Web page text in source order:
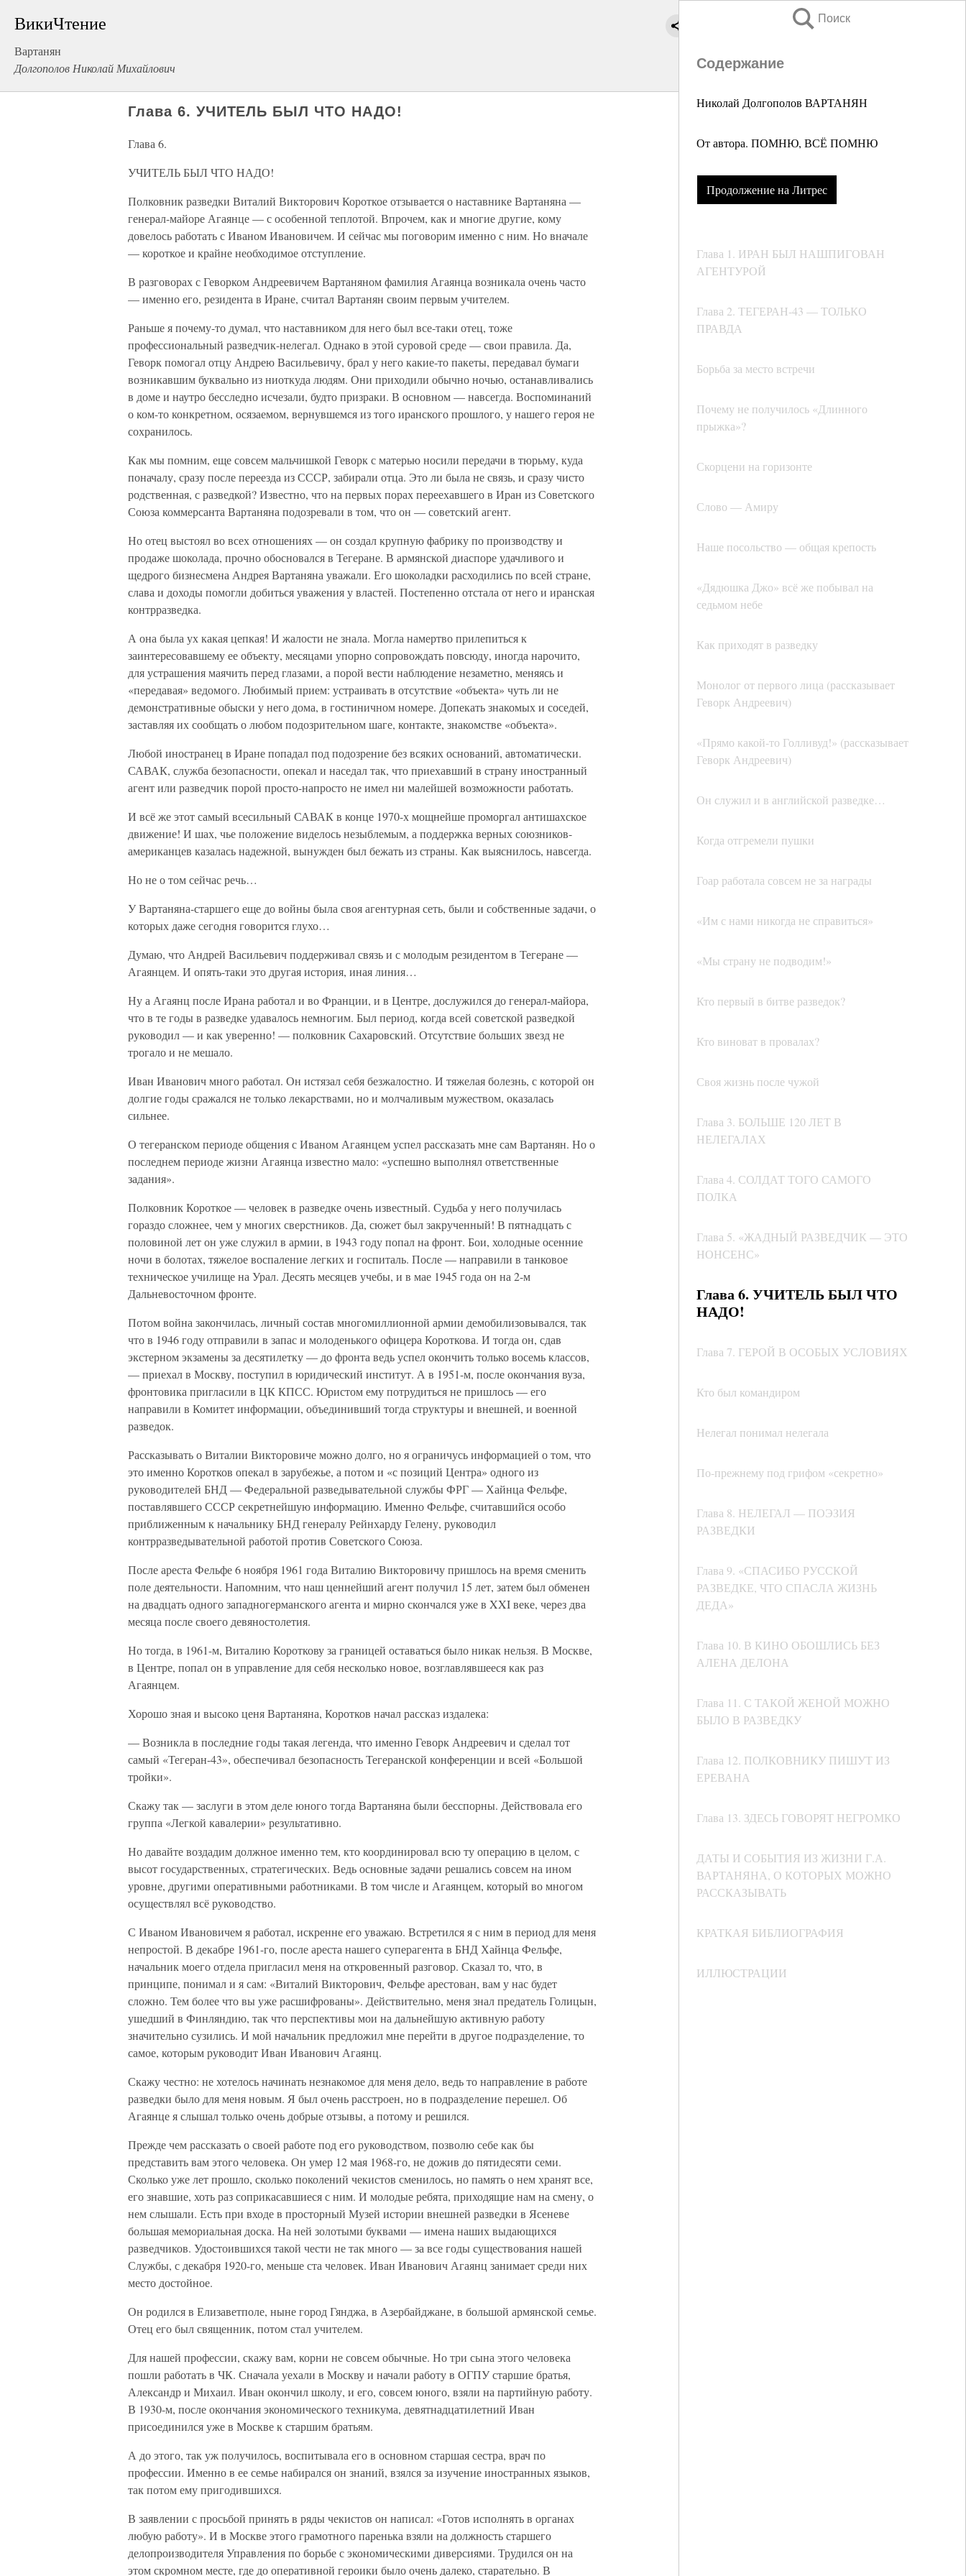
ВикиЧтение
Вартанян
Долгополов Николай Михайлович
Поиск
Содержание
Николай Долгополов ВАРТАНЯН
От автора. ПОМНЮ, ВСЁ ПОМНЮ
Продолжение на Литрес
Глава 1. ИРАН БЫЛ НАШПИГОВАН
АГЕНТУРОЙ
Глава 2. ТЕГЕРАН-43 — ТОЛЬКО
ПРАВДА
Борьба за место встречи
Почему не получилось «Длинного
прыжка»?
Скорцени на горизонте
Слово — Амиру
Наше посольство — общая крепость
«Дядюшка Джо» всё же побывал на
седьмом небе
Как приходят в разведку
Монолог от первого лица (рассказывает
Геворк Андреевич)
«Прямо какой-то Голливуд!» (рассказывает
Геворк Андреевич)
Он служил и в английской разведке…
Когда отгремели пушки
Гоар работала совсем не за награды
«Им с нами никогда не справиться»
«Мы страну не подводим!»
Кто первый в битве разведок?
Кто виноват в провалах?
Своя жизнь после чужой
Глава 3. БОЛЬШЕ 120 ЛЕТ В
НЕЛЕГАЛАХ
Глава 4. СОЛДАТ ТОГО САМОГО
ПОЛКА
Глава 5. «ЖАДНЫЙ РАЗВЕДЧИК — ЭТО
НОНСЕНС»
Глава 6. УЧИТЕЛЬ БЫЛ ЧТО
НАДО!
Глава 7. ГЕРОЙ В ОСОБЫХ УСЛОВИЯХ
Кто был командиром
Нелегал понимал нелегала
По-прежнему под грифом «секретно»
Глава 8. НЕЛЕГАЛ — ПОЭЗИЯ
РАЗВЕДКИ
Глава 9. «СПАСИБО РУССКОЙ
РАЗВЕДКЕ, ЧТО СПАСЛА ЖИЗНЬ
ДЕДА»
Глава 10. В КИНО ОБОШЛИСЬ БЕЗ
АЛЕНА ДЕЛОНА
Глава 11. С ТАКОЙ ЖЕНОЙ МОЖНО
БЫЛО В РАЗВЕДКУ
Глава 12. ПОЛКОВНИКУ ПИШУТ ИЗ
ЕРЕВАНА
Глава 13. ЗДЕСЬ ГОВОРЯТ НЕГРОМКО
ДАТЫ И СОБЫТИЯ ИЗ ЖИЗНИ Г.А.
ВАРТАНЯНА, О КОТОРЫХ МОЖНО
РАССКАЗЫВАТЬ
КРАТКАЯ БИБЛИОГРАФИЯ
ИЛЛЮСТРАЦИИ
Глава 6. УЧИТЕЛЬ БЫЛ ЧТО НАДО!
Глава 6.
УЧИТЕЛЬ БЫЛ ЧТО НАДО!
Полковник разведки Виталий Викторович Короткое отзывается о наставнике Вартаняна —
генерал-майоре Агаянце — с особенной теплотой. Впрочем, как и многие другие, кому
довелось работать с Иваном Ивановичем. И сейчас мы поговорим именно с ним. Но вначале
— короткое и крайне необходимое отступление.
В разговорах с Геворком Андреевичем Вартаняном фамилия Агаянца возникала очень часто
— именно его, резидента в Иране, считал Вартанян своим первым учителем.
Раньше я почему-то думал, что наставником для него был все-таки отец, тоже
профессиональный разведчик-нелегал. Однако в этой суровой среде — свои правила. Да,
Геворк помогал отцу Андрею Васильевичу, брал у него какие-то пакеты, передавал бумаги
возникавшим буквально из ниоткуда людям. Они приходили обычно ночью, останавливались
в доме и наутро бесследно исчезали, будто призраки. В основном — навсегда. Воспоминаний
о ком-то конкретном, осязаемом, вернувшемся из того иранского прошлого, у нашего героя не
сохранилось.
Как мы помним, еще совсем мальчишкой Геворк с матерью носили передачи в тюрьму, куда
поначалу, сразу после переезда из СССР, забирали отца. Это ли была не связь, и сразу чисто
родственная, с разведкой? Известно, что на первых порах переехавшего в Иран из Советского
Союза коммерсанта Вартаняна подозревали в том, что он — советский агент.
Но отец выстоял во всех отношениях — он создал крупную фабрику по производству и
продаже шоколада, прочно обосновался в Тегеране. В армянской диаспоре удачливого и
щедрого бизнесмена Андрея Вартаняна уважали. Его шоколадки расходились по всей стране,
слава и доходы помогли добиться уважения у властей. Постепенно отстала от него и иранская
контрразведка.
А она была ух какая цепкая! И жалости не знала. Могла намертво прилепиться к
заинтересовавшему ее объекту, месяцами упорно сопровождать повсюду, иногда нарочито,
для устрашения маячить перед глазами, а порой вести наблюдение незаметно, меняясь и
«передавая» ведомого. Любимый прием: устраивать в отсутствие «объекта» чуть ли не
демонстративные обыски у него дома, в гостиничном номере. Допекать знакомых и соседей,
заставляя их сообщать о любом подозрительном шаге, контакте, знакомстве «объекта».
Любой иностранец в Иране попадал под подозрение без всяких оснований, автоматически.
САВАК, служба безопасности, опекал и наседал так, что приехавший в страну иностранный
агент или разведчик порой просто-напросто не имел ни малейшей возможности работать.
И всё же этот самый всесильный САВАК в конце 1970-х мощнейше проморгал антишахское
движение! И шах, чье положение виделось незыблемым, а поддержка верных союзников-
американцев казалась надежной, вынужден был бежать из страны. Как выяснилось, навсегда.
Но не о том сейчас речь…
У Вартаняна-старшего еще до войны была своя агентурная сеть, были и собственные задачи, о
которых даже сегодня говорится глухо…
Думаю, что Андрей Васильевич поддерживал связь и с молодым резидентом в Тегеране —
Агаянцем. И опять-таки это другая история, иная линия…
Ну а Агаянц после Ирана работал и во Франции, и в Центре, дослужился до генерал-майора,
что в те годы в разведке удавалось немногим. Был период, когда всей советской разведкой
руководил — и как уверенно! — полковник Сахаровский. Отсутствие больших звезд не
трогало и не мешало.
Иван Иванович много работал. Он истязал себя безжалостно. И тяжелая болезнь, с которой он
долгие годы сражался не только лекарствами, но и молчаливым мужеством, оказалась
сильнее.
О тегеранском периоде общения с Иваном Агаянцем успел рассказать мне сам Вартанян. Но о
последнем периоде жизни Агаянца известно мало: «успешно выполнял ответственные
задания».
Полковник Короткое — человек в разведке очень известный. Судьба у него получилась
гораздо сложнее, чем у многих сверстников. Да, сюжет был закрученный! В пятнадцать с
половиной лет он уже служил в армии, в 1943 году попал на фронт. Бои, холодные осенние
ночи в болотах, тяжелое воспаление легких и госпиталь. После — направили в танковое
техническое училище на Урал. Десять месяцев учебы, и в мае 1945 года он на 2-м
Дальневосточном фронте.
Потом война закончилась, личный состав многомиллионной армии демобилизовывался, так
что в 1946 году отправили в запас и молоденького офицера Короткова. И тогда он, сдав
экстерном экзамены за десятилетку — до фронта ведь успел окончить только восемь классов,
— приехал в Москву, поступил в юридический институт. А в 1951-м, после окончания вуза,
фронтовика пригласили в ЦК КПСС. Юристом ему потрудиться не пришлось — его
направили в Комитет информации, объединивший тогда структуры и внешней, и военной
разведок.
Рассказывать о Виталии Викторовиче можно долго, но я ограничусь информацией о том, что
это именно Коротков опекал в зарубежье, а потом и «с позиций Центра» одного из
руководителей БНД — Федеральной разведывательной службы ФРГ — Хайнца Фельфе,
поставлявшего СССР секретнейшую информацию. Именно Фельфе, считавшийся особо
приближенным к начальнику БНД генералу Рейнхарду Гелену, руководил
контрразведывательной работой против Советского Союза.
После ареста Фельфе 6 ноября 1961 года Виталию Викторовичу пришлось на время сменить
поле деятельности. Напомним, что наш ценнейший агент получил 15 лет, затем был обменен
на двадцать одного западногерманского агента и мирно скончался уже в XXI веке, через два
месяца после своего девяностолетия.
Но тогда, в 1961-м, Виталию Короткову за границей оставаться было никак нельзя. В Москве,
в Центре, попал он в управление для себя несколько новое, возглавлявшееся как раз
Агаянцем.
Хорошо зная и высоко ценя Вартаняна, Коротков начал рассказ издалека:
— Возникла в последние годы такая легенда, что именно Геворк Андреевич и сделал тот
самый «Тегеран-43», обеспечивал безопасность Тегеранской конференции и всей «Большой
тройки».
Скажу так — заслуги в этом деле юного тогда Вартаняна были бесспорны. Действовала его
группа «Легкой кавалерии» результативно.
Но давайте воздадим должное именно тем, кто координировал всю ту операцию в целом, с
высот государственных, стратегических. Ведь основные задачи решались совсем на ином
уровне, другими оперативными работниками. В том числе и Агаянцем, который во многом
осуществлял всё руководство.
С Иваном Ивановичем я работал, искренне его уважаю. Встретился я с ним в период для меня
непростой. В декабре 1961-го, после ареста нашего суперагента в БНД Хайнца Фельфе,
начальник моего отдела пригласил меня на откровенный разговор. Сказал то, что, в
принципе, понимал и я сам: «Виталий Викторович, Фельфе арестован, вам у нас будет
сложно. Тем более что вы уже расшифрованы». Действительно, меня знал предатель Голицын,
ушедший в Финляндию, так что перспективы мои на дальнейшую активную работу
значительно сузились. И мой начальник предложил мне перейти в другое подразделение, то
самое, которым руководит Иван Иванович Агаянц.
Скажу честно: не хотелось начинать незнакомое для меня дело, ведь то направление в работе
разведки было для меня новым. Я был очень расстроен, но в подразделение перешел. Об
Агаянце я слышал только очень добрые отзывы, а потому и решился.
Прежде чем рассказать о своей работе под его руководством, позволю себе как бы
представить вам этого человека. Он умер 12 мая 1968-го, не дожив до пятидесяти семи.
Сколько уже лет прошло, сколько поколений чекистов сменилось, но память о нем хранят все,
его знавшие, хоть раз соприкасавшиеся с ним. И молодые ребята, приходящие нам на смену, о
нем слышали. Есть при входе в просторный Музей истории внешней разведки в Ясеневе
большая мемориальная доска. На ней золотыми буквами — имена наших выдающихся
разведчиков. Удостоившихся такой чести не так много — за все годы существования нашей
Службы, с декабря 1920-го, меньше ста человек. Иван Иванович Агаянц занимает среди них
место достойное.
Он родился в Елизаветполе, ныне город Гянджа, в Азербайджане, в большой армянской семье.
Отец его был священник, потом стал учителем.
Для нашей профессии, скажу вам, корни не совсем обычные. Но три сына этого человека
пошли работать в ЧК. Сначала уехали в Москву и начали работу в ОГПУ старшие братья,
Александр и Михаил. Иван окончил школу, и его, совсем юного, взяли на партийную работу.
В 1930-м, после окончания экономического техникума, девятнадцатилетний Иван
присоединился уже в Москве к старшим братьям.
А до этого, так уж получилось, воспитывала его в основном старшая сестра, врач по
профессии. Именно в ее семье набирался он знаний, взялся за изучение иностранных языков,
так потом ему пригодившихся.
В заявлении с просьбой принять в ряды чекистов он написал: «Готов исполнять в органах
любую работу». И в Москве этого грамотного паренька взяли на должность старшего
делопроизводителя Управления по борьбе с экономическими диверсиями. Трудился он на
этом скромном месте, где до оперативной героики было очень далеко, старательно. В